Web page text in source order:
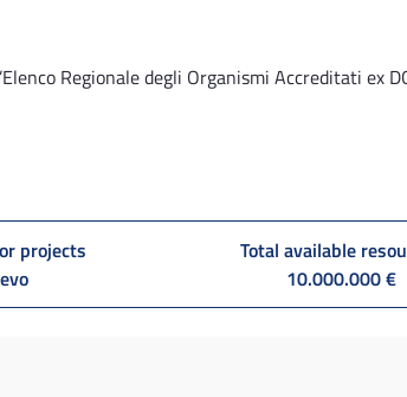
Regionale degli Organismi Accreditati ex
projects
Total available
10.000.000 €